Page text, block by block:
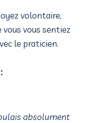
volontaire,
vous vous sentiez
le praticien.
absolument